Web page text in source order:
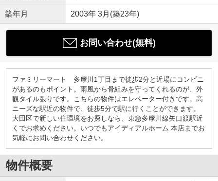
築年月 2003年 3月(築23年)
お問い合わせ(無料)
ファミリーマート 多摩川1丁目まで徒歩2分と近場にコンビニ
があるのもポイント。雨風から骨組みを守ってくれるのが、外
観タイル張りです。こちらの物件はエレベーター付きです。高
ニーズな駅近の物件で、徒歩5分で駅に行くことができます。
大田区で新しい住環境をお探しなら、東急多摩川線矢口渡駅近
くでお求めください。いつでもアイディアルホーム 本店までお
気軽にお問い合わせください。
物件概要